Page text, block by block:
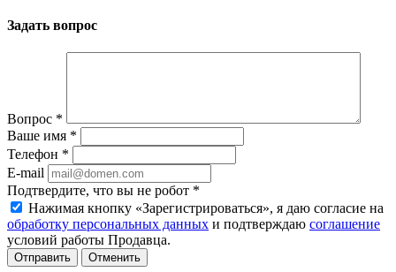
Задать вопрос
Вопрос *
Ваше имя *
Телефон *
E-mail
Подтвердите, что вы не робот *
Нажимая кнопку «Зарегистрироваться», я даю согласие на
обработку персональных данных и подтверждаю соглашение
условий работы Продавца.
Отменить